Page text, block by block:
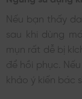
Nếu bạn thấy
sau khi dùng
mụn rất dễ bị
để hồi phục.
khảo ý kiến bác